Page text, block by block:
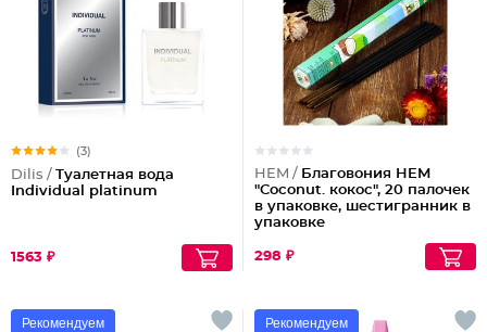
(3)
Dilis / Туалетная вода
Individual platinum
1563 ₽
HEM / Благовония HEM
"Coconut. кокос", 20 палочек
в упаковке, шестигранник в
упаковке
298 ₽
Рекомендуем Рекомендуем